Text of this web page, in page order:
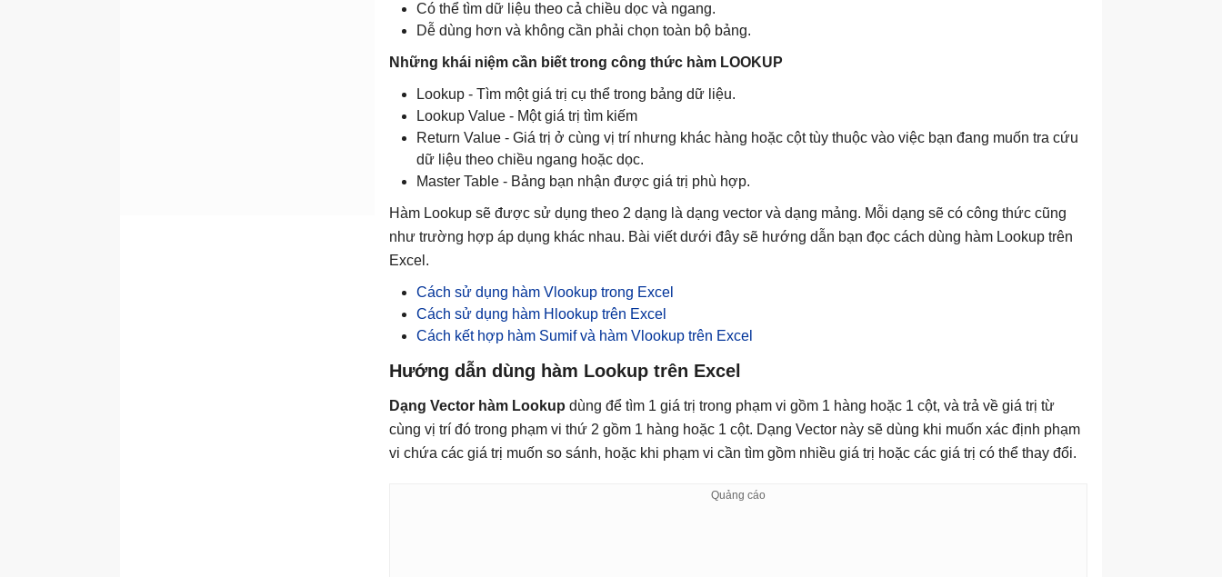
Có thể tìm dữ liệu theo cả chiều dọc và ngang.
Dễ dùng hơn và không cần phải chọn toàn bộ bảng.
Những khái niệm cần biết trong công thức hàm LOOKUP
Lookup - Tìm một giá trị cụ thể trong bảng dữ liệu.
Lookup Value - Một giá trị tìm kiếm
Return Value - Giá trị ở cùng vị trí nhưng khác hàng hoặc cột tùy thuộc vào việc bạn đang muốn tra cứu
dữ liệu theo chiều ngang hoặc dọc.
Master Table - Bảng bạn nhận được giá trị phù hợp.
Hàm Lookup sẽ được sử dụng theo 2 dạng là dạng vector và dạng mảng. Mỗi dạng sẽ có công thức cũng
như trường hợp áp dụng khác nhau. Bài viết dưới đây sẽ hướng dẫn bạn đọc cách dùng hàm Lookup trên
Excel.
Cách sử dụng hàm Vlookup trong Excel
Cách sử dụng hàm Hlookup trên Excel
Cách kết hợp hàm Sumif và hàm Vlookup trên Excel
Hướng dẫn dùng hàm Lookup trên Excel
Dạng Vector hàm Lookup dùng để tìm 1 giá trị trong phạm vi gồm 1 hàng hoặc 1 cột, và trả về giá trị từ
cùng vị trí đó trong phạm vi thứ 2 gồm 1 hàng hoặc 1 cột. Dạng Vector này sẽ dùng khi muốn xác định phạm
vi chứa các giá trị muốn so sánh, hoặc khi phạm vi cần tìm gồm nhiều giá trị hoặc các giá trị có thể thay đổi.